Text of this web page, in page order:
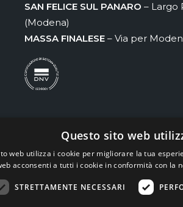
SAN FELICE SUL PANARO – Largo
(Modena)
MASSA FINALESE – Via per
sicurezza dei dati, analisi dei dati e marketing”
delle funzioni aziendali, in particolar modo
di digitalizzazione fornendo servizi aggiuntivi
Questo sito web
web utilizza i cookie per migliorare la tua
acconsenti a tutti i cookie in conformità con la
STRETTAMENTE NECESSARI